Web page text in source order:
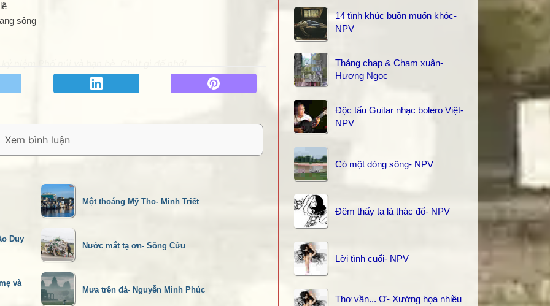
sông
Một thoáng Mỹ Tho- Minh Triết
Duy
Nước mắt tạ ơn- Sông Cửu
và
Mưa trên đá- Nguyễn Minh Phúc
14 tình khúc buồn muốn khóc-
NPV
Tháng chạp & Chạm xuân-
Hương Ngọc
Độc tấu Guitar nhạc bolero Việt-
NPV
Có một dòng sông- NPV
Đêm thấy ta là thác đổ- NPV
Lời tình cuối- NPV
Thơ vần... Ơ- Xướng họa nhiều